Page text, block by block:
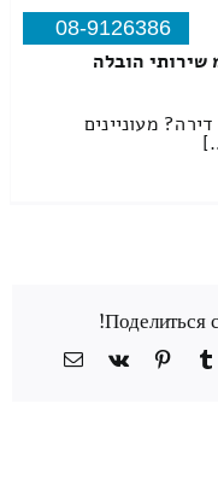
08-9126386
הובלה
מעוניינים
Поделиться
Tumblr
Pinterest
Vk
כתובת